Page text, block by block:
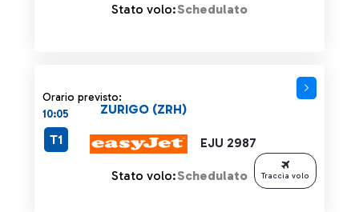
Stato volo:Schedulato
Orario previsto:
10:05
EJU 2987
ZURIGO (ZRH)
T1
Stato volo:Schedulato Traccia volo